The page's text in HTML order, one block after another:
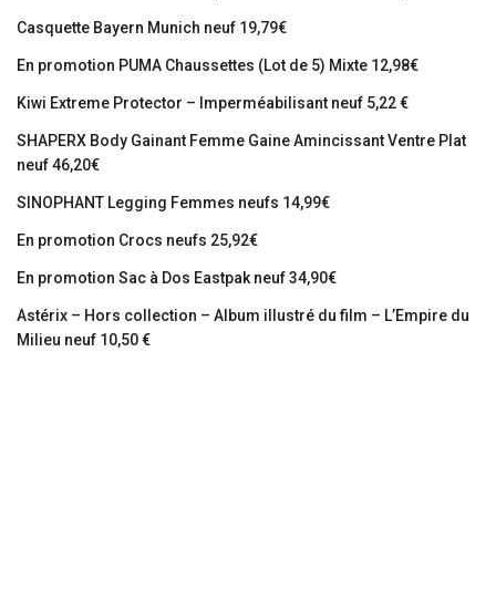
Casquette Bayern Munich neuf 19,79€
En promotion PUMA Chaussettes (Lot de 5) Mixte 12,98€
Kiwi Extreme Protector – Imperméabilisant neuf 5,22 €
SHAPERX Body Gainant Femme Gaine Amincissant Ventre Plat
neuf 46,20€
SINOPHANT Legging Femmes neufs 14,99€
En promotion Crocs neufs 25,92€
En promotion Sac à Dos Eastpak neuf 34,90€
Astérix – Hors collection – Album illustré du film – L’Empire du
Milieu neuf 10,50 €